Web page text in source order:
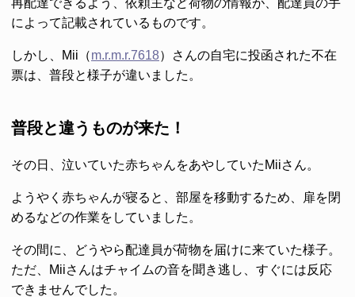
によって記載されているものです。
しかし、Mii（m.r.m.r.7618）さんの自宅に投函された不在
票は、普段と様子が違いました。
普段と違うものが来た！
その日、泣いていた赤ちゃんをあやしていたMiiさん。
ようやく赤ちゃんが寝ると、部屋を移動するため、扉を閉
めるなどの作業をしていました。
その間に、どうやら配達員が荷物を届けに来ていた様子。
ただ、Miiさんはチャイムの音を聞き逃し、すぐには反応
できませんでした。